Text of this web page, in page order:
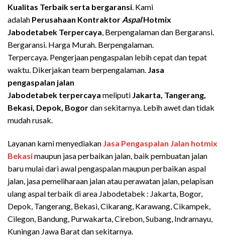
Kualitas Terbaik serta bergaransi. Kami
adalah Perusahaan Kontraktor AspalHotmix
Jabodetabek Terpercaya, Berpengalaman dan Bergaransi.
Bergaransi. Harga Murah. Berpengalaman.
Terpercaya. Pengerjaan pengaspalan lebih cepat dan tepat
waktu. Dikerjakan team berpengalaman. Jasa
pengaspalan jalan
Jabodetabek terpercaya meliputi Jakarta, Tangerang,
Bekasi, Depok, Bogordan sekitarnya. Lebih awet dan tidak
mudah rusak.
Layanan kami menyediakan Jasa Pengaspalan Jalan hotmix
Bekasimaupun jasa perbaikan jalan, baik pembuatan jalan
baru mulai dari awal pengaspalan maupun perbaikan aspal
jalan, jasa pemeliharaan jalan atau perawatan jalan, pelapisan
ulang aspal terbaik di area Jabodetabek : Jakarta, Bogor,
Depok, Tangerang, Bekasi, Cikarang, Karawang, Cikampek,
Cilegon, Bandung, Purwakarta, Cirebon, Subang, Indramayu,
Kuningan Jawa Barat dan sekitarnya.